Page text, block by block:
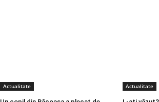
Actualitate Actualitate